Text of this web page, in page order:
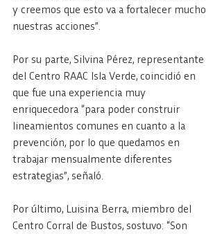
y creemos que esto va a fortalecer mucho
nuestras acciones”.
Por su parte, Silvina Pérez, representante
del Centro RAAC Isla Verde, coincidió en
que fue una experiencia muy
enriquecedora “para poder construir
lineamientos comunes en cuanto a la
prevención, por lo que quedamos en
trabajar mensualmente diferentes
estrategias”, señaló.
Por último, Luisina Berra, miembro del
Centro Corral de Bustos, sostuvo: “Son